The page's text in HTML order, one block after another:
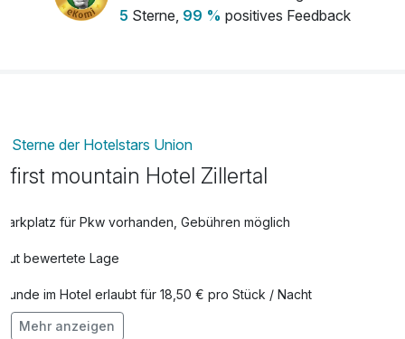
5 Sterne, 99 % positives Feedback
Sterne der Hotelstars Union
first mountain Hotel Zillertal
Parkplatz für Pkw vorhanden, Gebühren möglich
Gut bewertete Lage
Hunde im Hotel erlaubt für 18,50 € pro Stück / Nacht
Auch vegetarische Speisen
Mehr anzeigen